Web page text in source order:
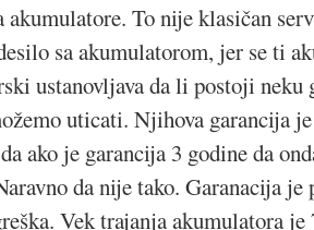
akumulatore. To nije klasičan
sa akumulatorom, jer se ti
ustanovljava da li postoji
uticati. Njihova garancija
ako je garancija 3 godine da
da nije tako. Garanacija je
Vek trajanja akumulatora